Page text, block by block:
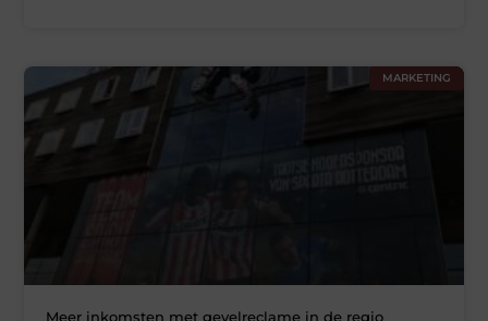
MARKETING
Meer inkomsten met gevelreclame in de regio